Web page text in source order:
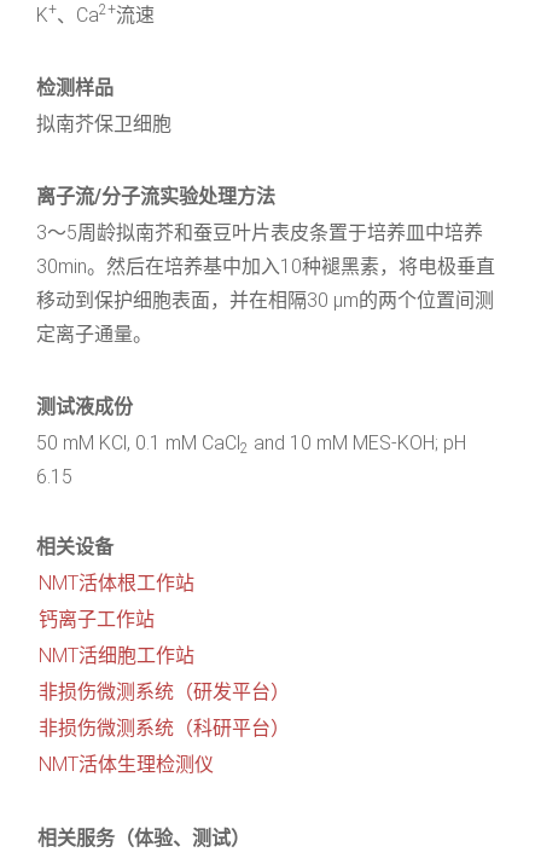
K+、Ca2+流速
检测样品
拟南芥保卫细胞
离子流/分子流实验处理方法
3～5周龄拟南芥和蚕豆叶片表皮条置于培养皿中培养
30min。然后在培养基中加入10种褪黑素，将电极垂直
移动到保护细胞表面，并在相隔30 μm的两个位置间测
定离子通量。
测试液成份
50 mM KCl, 0.1 mM CaCl2 and 10 mM MES-KOH; pH
6.15
相关设备
NMT活体根工作站
钙离子工作站
NMT活细胞工作站
非损伤微测系统（研发平台）
非损伤微测系统（科研平台）
NMT活体生理检测仪
相关服务（体验、测试）